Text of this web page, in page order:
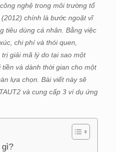
nghệ trong môi trường tổ
chính là bước ngoặt vĩ
tiêu dùng cá nhân. Bằng việc
chi phí và thói quen,
giải mã lý do tại sao một
và dành thời gian cho một
lựa chọn. Bài viết này sẽ
và cung cấp 3 ví dụ ứng
gì?